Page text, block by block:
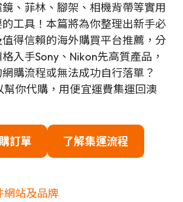
、菲林、腳架、相機背帶等實用
工具！本篇將為你整理出新手必
得信賴的海外購買平台推薦，分
入手Sony、Nikon先高質產品，
購流程或無法成功自行落單？
幫你代購，用便宜運費集運回澳
訂單
了解集運流程
網站及品牌